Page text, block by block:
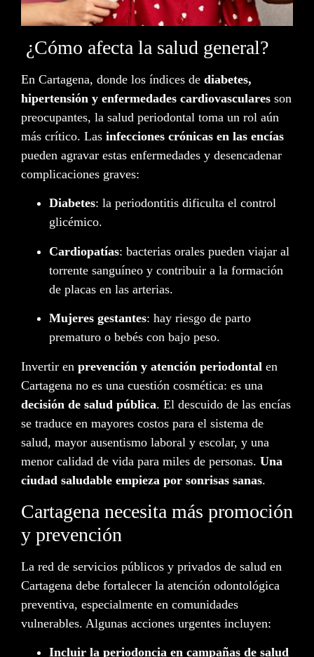
¿Cómo afecta la salud general?
En Cartagena, donde los índices de diabetes,
hipertensión y enfermedades cardiovasculares son
preocupantes, la salud periodontal toma un rol aún
más crítico. Las infecciones crónicas en las encías
pueden agravar estas enfermedades y desencadenar
complicaciones graves:
Diabetes: la periodontitis dificulta el control
glicémico.
Cardiopatías: bacterias orales pueden viajar al
torrente sanguíneo y contribuir a la formación
de placas en las arterias.
Mujeres gestantes: hay riesgo de parto
prematuro o bebés con bajo peso.
Invertir en prevención y atención periodontal en
Cartagena no es una cuestión cosmética: es una
decisión de salud pública. El descuido de las encías
se traduce en mayores costos para el sistema de
salud, mayor ausentismo laboral y escolar, y una
menor calidad de vida para miles de personas. Una
ciudad saludable empieza por sonrisas sanas.
Cartagena necesita más promoción
y prevención
La red de servicios públicos y privados de salud en
Cartagena debe fortalecer la atención odontológica
preventiva, especialmente en comunidades
vulnerables. Algunas acciones urgentes incluyen:
Incluir la periodoncia en campañas de salud